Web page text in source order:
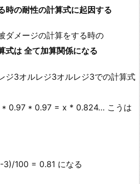
時の耐性の計算式に起因する
ダメージの計算をする時の
式は 全て加算関係になる
ジ3オルレジ3オルレジ3での計算式
0.97 * 0.97 = x * 0.824… こうは
100 = 0.81 になる